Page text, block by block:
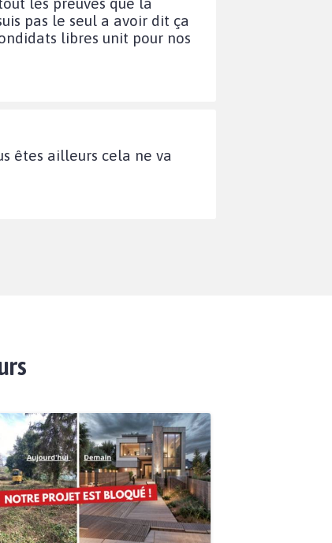
pas le seul a avoir dit ça
libres unit pour nos
êtes ailleurs cela ne va